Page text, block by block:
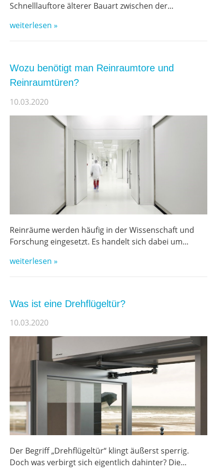
Schnelllauftore älterer Bauart zwischen der...
weiterlesen »
Wozu benötigt man Reinraumtore und
Reinraumtüren?
10.03.2020
Reinräume werden häufig in der Wissenschaft und
Forschung eingesetzt. Es handelt sich dabei um...
weiterlesen »
Was ist eine Drehflügeltür?
10.03.2020
Der Begriff „Drehflügeltür“ klingt äußerst sperrig.
Doch was verbirgt sich eigentlich dahinter? Die...